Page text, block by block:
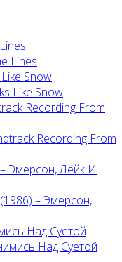
Snow
Recording From
Эмерсон, Лейк И
Над Суетой